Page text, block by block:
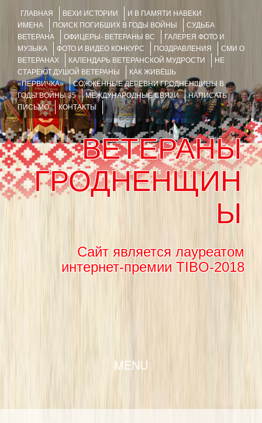
ГЛАВНАЯ ВЕХИ ИСТОРИИ
И В ПАМЯТИ НАВЕКИ
ИМЕНА
ПОИСК ПОГИБШИХ В ГОДЫ ВОЙНЫ
СУДЬБА
ВЕТЕРАНА
ОФИЦЕРЫ- ВЕТЕРАНЫ ВС
ГАЛЕРЕЯ ФОТО И
МУЗЫКА
ФОТО И ВИДЕО КОНКУРС ПОЗДРАВЛЕНИЯ
СМИ О
ВЕТЕРАНАХ
КАЛЕНДАРЬ ВЕТЕРАНСКОЙ МУДРОСТИ
НЕ
СТАРЕЮТ ДУШОЙ ВЕТЕРАНЫ
КАК ЖИВЁШЬ
«ПЕРВИЧКА»
СОЖЖЁННЫЕ ДЕРЕВНИ ГРОДНЕНЩИНЫ В
ГОДЫ ВОЙНЫ 35
МЕЖДУНАРОДНЫЕ СВЯЗИ
НАПИСАТЬ
ПИСЬМО
КОНТАКТЫ
ВЕТЕРАНЫ
ГРОДНЕНЩИН
Ы
Сайт является лауреатом
интернет-премии TIBO-2018
MENU